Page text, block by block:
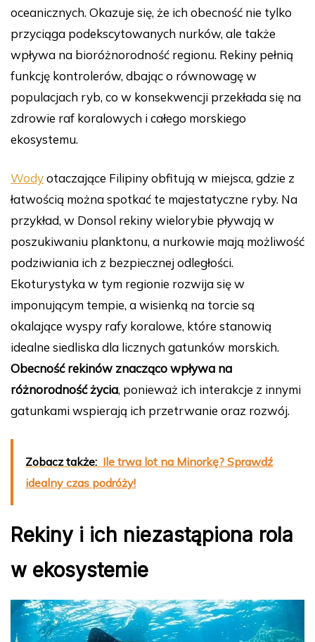
oceanicznych. Okazuje się, że ich obecność nie tylko
przyciąga podekscytowanych nurków, ale także
wpływa na bioróżnorodność regionu. Rekiny pełnią
funkcję kontrolerów, dbając o równowagę w
populacjach ryb, co w konsekwencji przekłada się na
zdrowie raf koralowych i całego morskiego
ekosystemu.
Wodyotaczające Filipiny obfitują w miejsca, gdzie z
łatwością można spotkać te majestatyczne ryby. Na
przykład, w Donsol rekiny wielorybie pływają w
poszukiwaniu planktonu, a nurkowie mają możliwość
podziwiania ich z bezpiecznej odległości.
Ekoturystyka w tym regionie rozwija się w
imponującym tempie, a wisienką na torcie są
okalające wyspy rafy koralowe, które stanowią
idealne siedliska dla licznych gatunków morskich.
Obecność rekinów znacząco wpływa na
różnorodność życia, ponieważ ich interakcje z innymi
gatunkami wspierają ich przetrwanie oraz rozwój.
Zobacz także: Ile trwa lot na Minorkę? Sprawdź
idealny czas podróży!
Rekiny i ich niezastąpiona rola
w ekosystemie